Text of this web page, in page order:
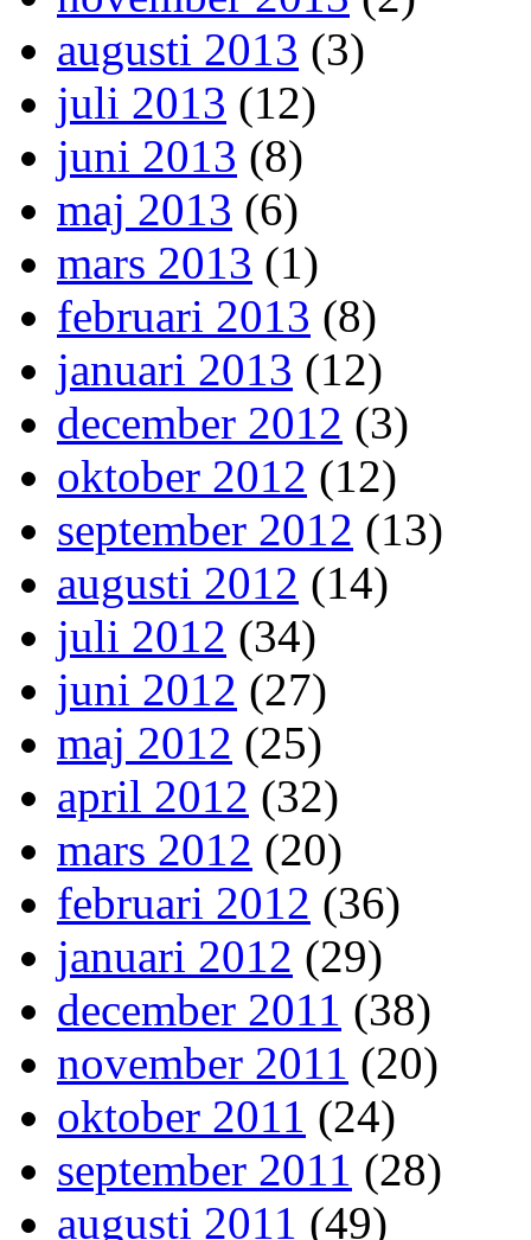
augusti 2013 (3)
juli 2013 (12)
juni 2013 (8)
maj 2013 (6)
mars 2013 (1)
februari 2013 (8)
januari 2013 (12)
december 2012 (3)
oktober 2012 (12)
september 2012 (13)
augusti 2012 (14)
juli 2012 (34)
juni 2012 (27)
maj 2012 (25)
april 2012 (32)
mars 2012 (20)
februari 2012 (36)
januari 2012 (29)
december 2011 (38)
november 2011 (20)
oktober 2011 (24)
september 2011 (28)
augusti 2011 (49)